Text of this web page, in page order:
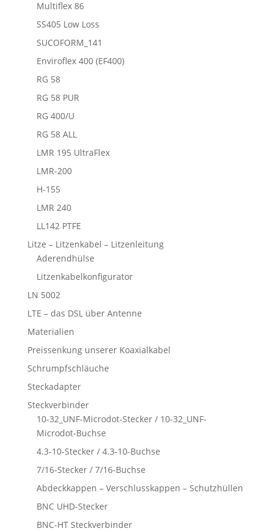
Multiflex 86
SS405 Low Loss
SUCOFORM_141
Enviroflex 400 (EF400)
RG 58
RG 58 PUR
RG 400/U
RG 58 ALL
LMR 195 UltraFlex
LMR-200
H-155
LMR 240
LL142 PTFE
Litze – Litzenkabel – Litzenleitung
Aderendhülse
Litzenkabelkonfigurator
LN 5002
LTE – das DSL über Antenne
Materialien
Preissenkung unserer Koaxialkabel
Schrumpfschläuche
Steckadapter
Steckverbinder
10-32_UNF-Microdot-Stecker / 10-32_UNF-
Microdot-Buchse
4.3-10-Stecker / 4.3-10-Buchse
7/16-Stecker / 7/16-Buchse
Abdeckkappen – Verschlusskappen – Schutzhüllen
BNC UHD-Stecker
BNC-HT Steckverbinder